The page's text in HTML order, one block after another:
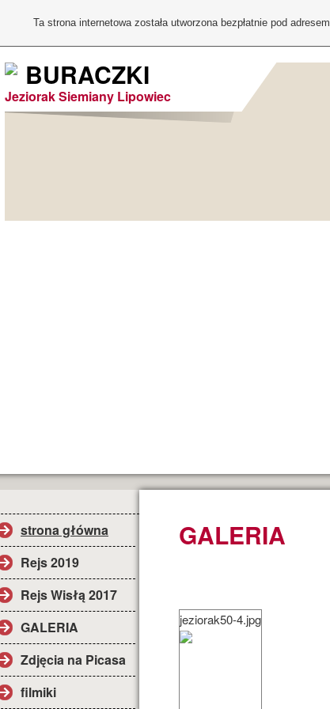
BURACZKI
Jeziorak Siemiany Lipowiec
strona główna
Rejs 2019
Rejs Wisłą 2017
GALERIA
Zdjęcia na Picasa
filmiki
GALERIA
jeziorak50-4.jpg
Ta strona internetowa została utworzona bezpłatnie pod adresem